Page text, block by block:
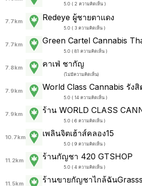
5.0 ( 2 ความคิดเห็น )
7.7km Redeye ผู้ชายตาแดง
5.0 ( 3 ความคิดเห็น )
7.7km Green Cartel Cannabis
5.0 ( 81 ความคิดเห็น )
7.8km คาเฟ่ ชากัญ
(ไม่มีความคิดเห็น)
7.9km World Class Cannabis รัง
5.0 ( 14 ความคิดเห็น )
7.9km ร้าน WORLD CLASS
5.0 ( 6 ความคิดเห็น )
10.7km เพลินจิตเฮ้าส์คลอง15
5.0 ( 9 ความคิดเห็น )
11.2km ร้านกัญชา 420 GTSHOP
5.0 ( 4 ความคิดเห็น )
11.5km ร้านขายกัญชาไกล้ฉัน